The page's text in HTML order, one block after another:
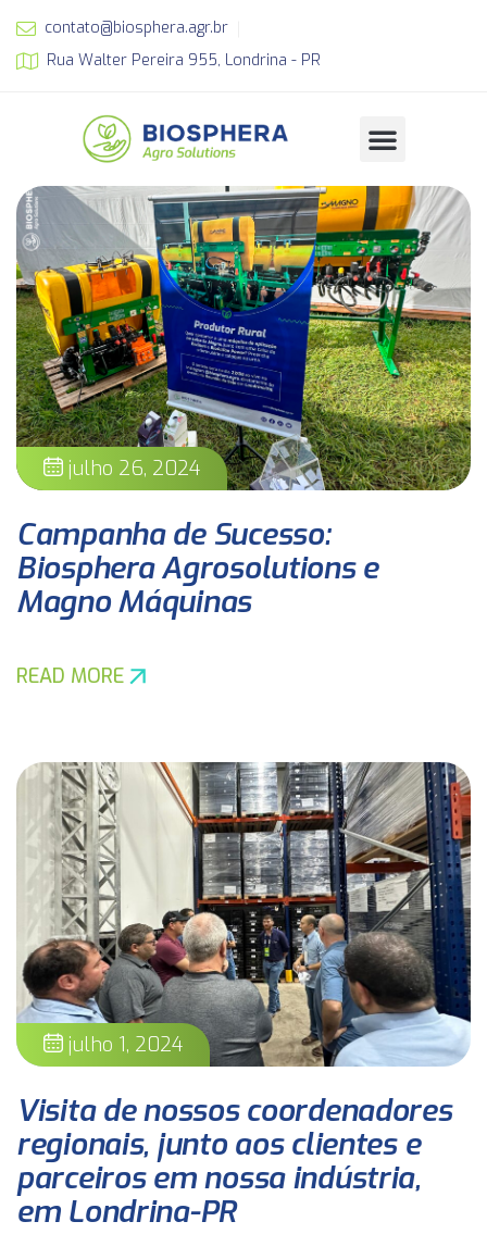
contato@biosphera.agr.br
Rua Walter Pereira 955, Londrina - PR
julho 26, 2024
Campanha de Sucesso:
Biosphera Agrosolutions e
Magno Máquinas
READ MORE
julho 1, 2024
Visita de nossos coordenadores
regionais, junto aos clientes e
parceiros em nossa indústria,
em Londrina-PR